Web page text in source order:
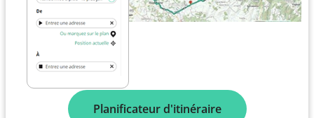
Planificateur d'itinéraire